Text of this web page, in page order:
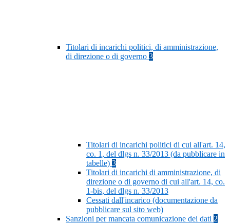
Titolari di incarichi politici, di amministrazione,
di direzione o di governo 3
Titolari di incarichi politici di cui all'art. 14,
co. 1, del dlgs n. 33/2013 (da pubblicare in
tabelle) 3
Titolari di incarichi di amministrazione, di
direzione o di governo di cui all'art. 14, co.
1-bis, del dlgs n. 33/2013
Cessati dall'incarico (documentazione da
pubblicare sul sito web)
Sanzioni per mancata comunicazione dei dati 2